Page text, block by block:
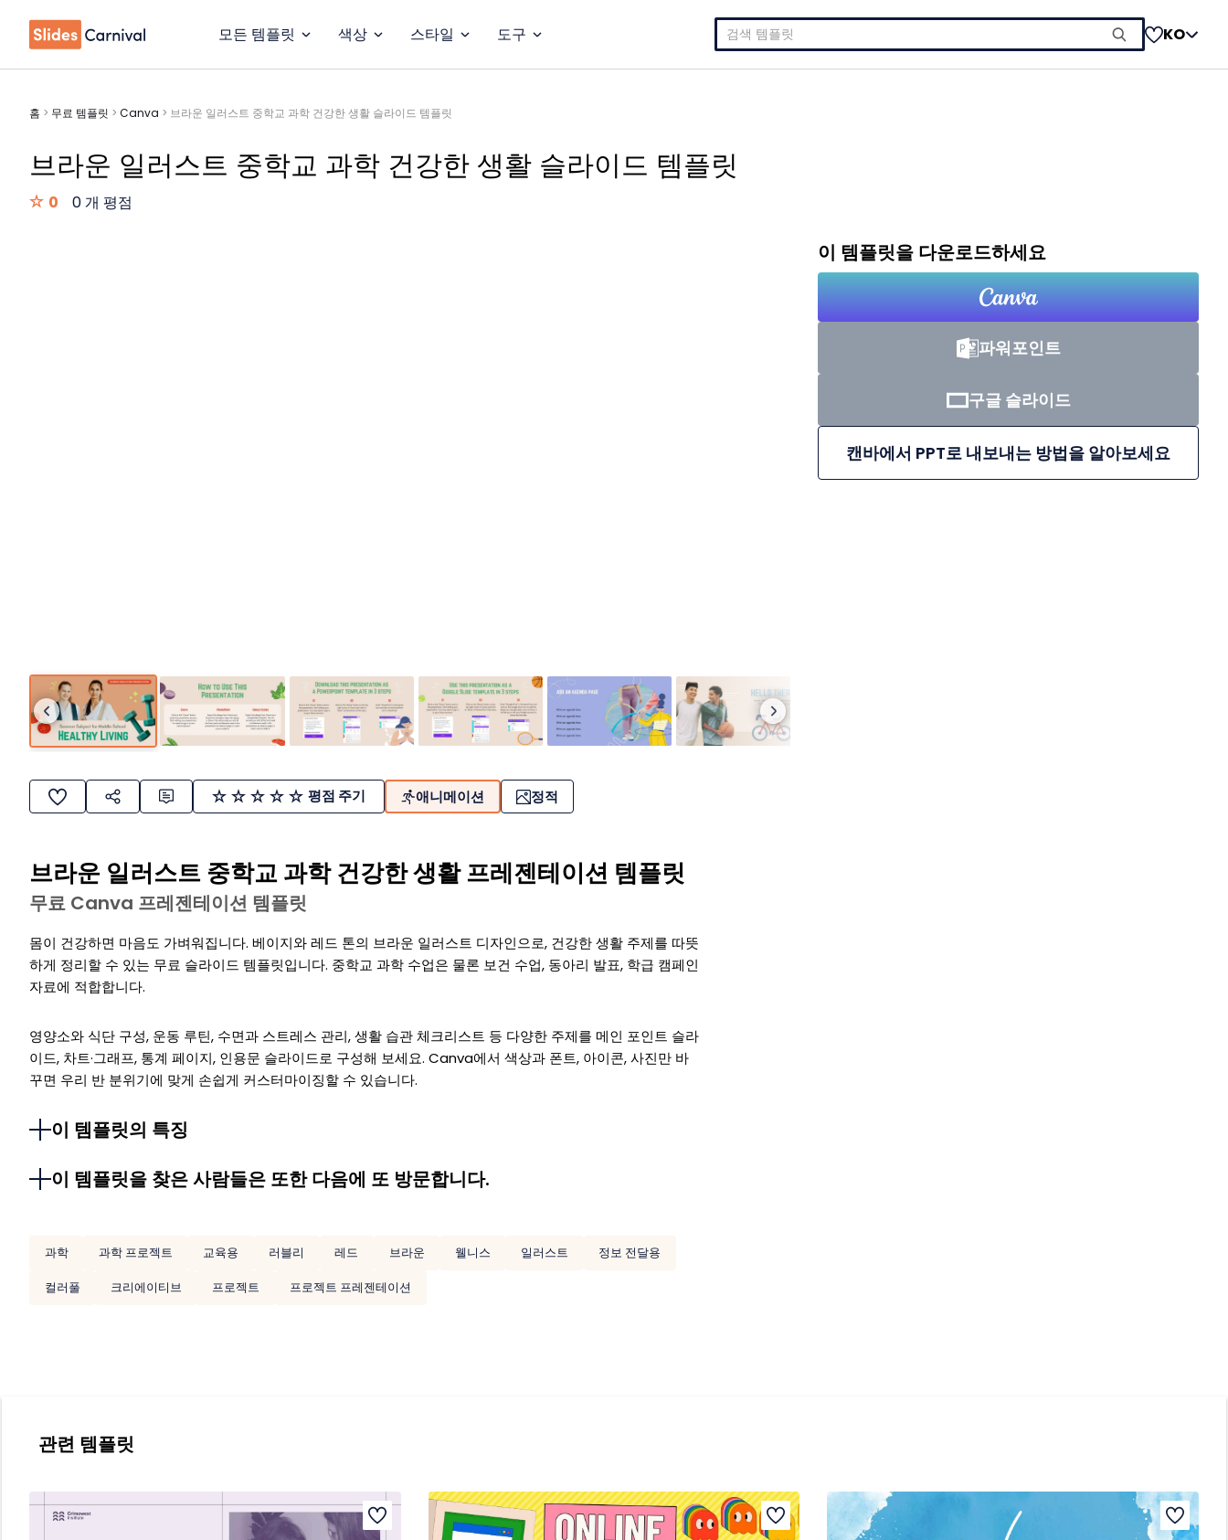
모든 템플릿 색상 스타일 도구
색:
KO
홈 > 무료 템플릿 > Canva > 브라운 일러스트 중학교 과학 건강한 생활 슬라이드 템플릿
브라운 일러스트 중학교 과학 건강한 생활 슬라이드 템플릿
0 0 개 평점
평점 주기 애니메이션 정적
브라운 일러스트 중학교 과학 건강한 생활 프레젠테이션 템플릿
무료 Canva 프레젠테이션 템플릿
몸이 건강하면 마음도 가벼워집니다. 베이지와 레드 톤의 브라운 일러스트 디자인으로, 건강한 생활 주제를 따뜻
하게 정리할 수 있는 무료 슬라이드 템플릿입니다. 중학교 과학 수업은 물론 보건 수업, 동아리 발표, 학급 캠페인
자료에 적합합니다.
영양소와 식단 구성, 운동 루틴, 수면과 스트레스 관리, 생활 습관 체크리스트 등 다양한 주제를 메인 포인트 슬라
이드, 차트·그래프, 통계 페이지, 인용문 슬라이드로 구성해 보세요. Canva에서 색상과 폰트, 아이콘, 사진만 바
꾸면 우리 반 분위기에 맞게 손쉽게 커스터마이징할 수 있습니다.
이 템플릿의 특징
이 템플릿을 찾은 사람들은 또한 다음에 또 방문합니다.
과학 과학 프로젝트 교육용 러블리 레드 브라운 웰니스 일러스트
정보 전달용
컬러풀
크리에이티브 프로젝트 프로젝트 프레젠테이션
이 템플릿을 다운로드하세요
파워포인트
구글 슬라이드
캔바에서 PPT로 내보내는 방법을 알아보세요
관련 템플릿